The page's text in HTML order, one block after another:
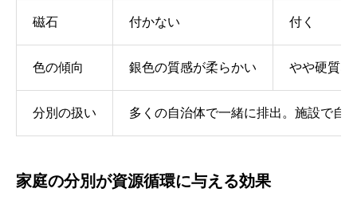
磁石 付かない 付く
色の傾向 銀色の質感が柔らかい やや硬質な
分別の扱い 多くの自治体で一緒に排出。施設で自
家庭の分別が資源循環に与える効果